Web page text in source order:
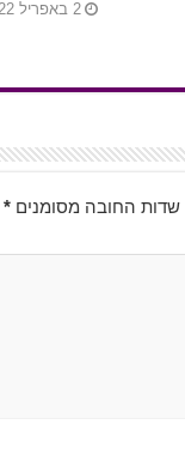
2 באפריל 2022
שדות החובה מסומנים*